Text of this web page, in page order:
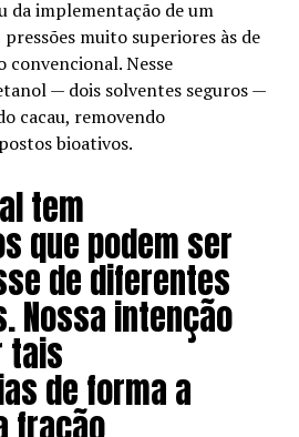
implementação de um
muito superiores às de
convencional. Nesse
— dois solventes seguros —
cacau, removendo
bioativos.
tem
que podem ser
de diferentes
Nossa intenção
tais
de forma a